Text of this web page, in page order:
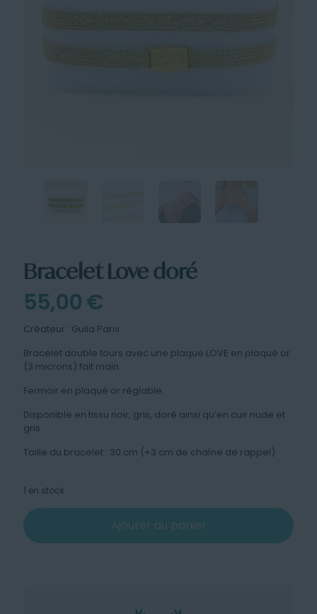
Bracelet Love doré
55,00€
Créateur : Guila Paris
Bracelet double tours avec une plaque LOVE en plaqué or
(3 microns) fait main.
Fermoir en plaqué or réglable.
Disponible en tissu noir, gris, doré ainsi qu’en cuir nude et
gris.
Taille du bracelet : 30 cm (+3 cm de chaîne de rappel)
1 en stock
Ajouter au panier